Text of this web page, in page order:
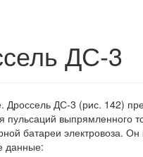
ДС-3
Дроссель ДС-3 (рис. 142)
пульсаций выпрямленного
батареи электровоза.
данные: